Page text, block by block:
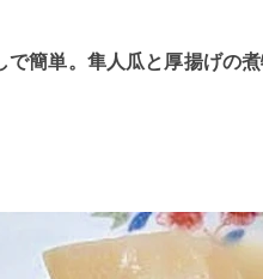
で簡単。隼人瓜と厚揚げの